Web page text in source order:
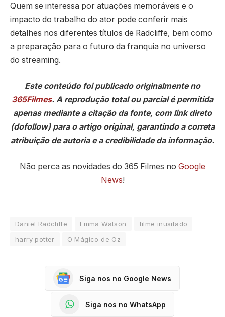
Quem se interessa por atuações memoráveis e o
impacto do trabalho do ator pode conferir mais
detalhes nos diferentes títulos de Radcliffe, bem como
a preparação para o futuro da franquia no universo
do streaming.
Este conteúdo foi publicado originalmente no
365Filmes. A reprodução total ou parcial é permitida
apenas mediante a citação da fonte, com link direto
(dofollow) para o artigo original, garantindo a correta
atribuição de autoria e a credibilidade da informação.
Não perca as novidades do 365 Filmes no Google
News!
Daniel Radcliffe Emma Watson
filme inusitado
harry potter
O Mágico de Oz
Siga nos no Google News
Siga nos no WhatsApp